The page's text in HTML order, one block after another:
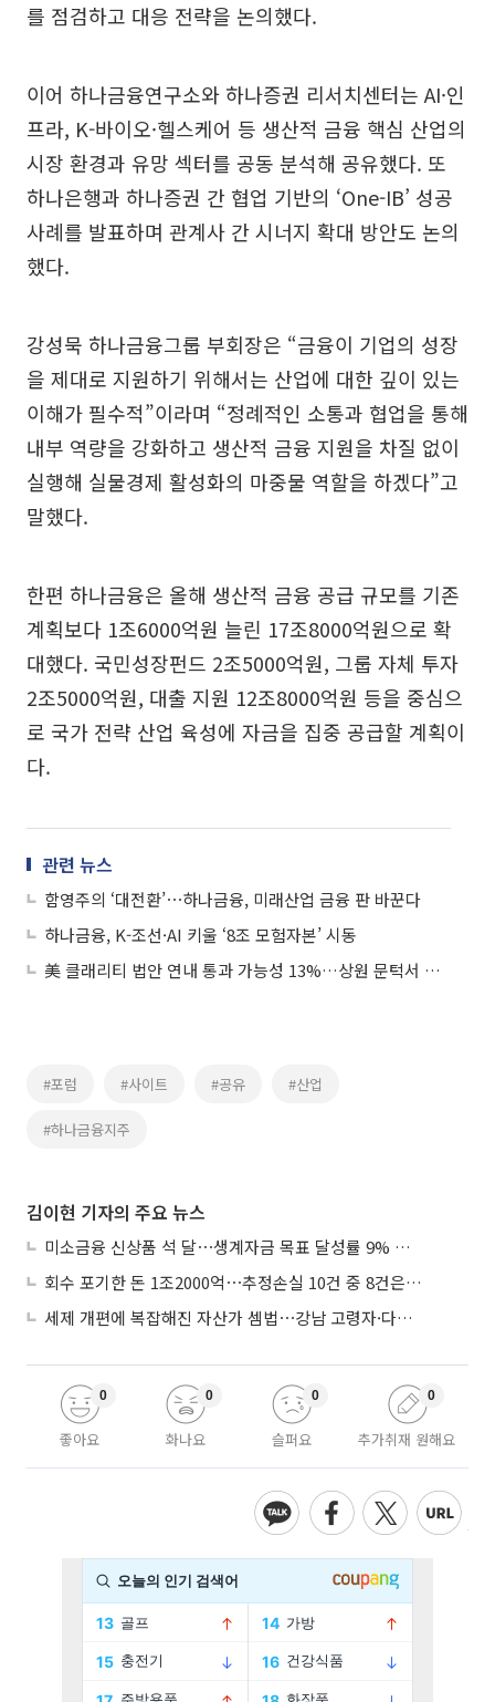
를 점검하고 대응 전략을 논의했다.
이어 하나금융연구소와 하나증권 리서치센터는 AI·인
프라, K-바이오·헬스케어 등 생산적 금융 핵심 산업의
시장 환경과 유망 섹터를 공동 분석해 공유했다. 또
하나은행과 하나증권 간 협업 기반의 ‘One-IB’ 성공
사례를 발표하며 관계사 간 시너지 확대 방안도 논의
했다.
강성묵 하나금융그룹 부회장은 “금융이 기업의 성장
을 제대로 지원하기 위해서는 산업에 대한 깊이 있는
이해가 필수적”이라며 “정례적인 소통과 협업을 통해
내부 역량을 강화하고 생산적 금융 지원을 차질 없이
실행해 실물경제 활성화의 마중물 역할을 하겠다”고
말했다.
한편 하나금융은 올해 생산적 금융 공급 규모를 기존
계획보다 1조6000억원 늘린 17조8000억원으로 확
대했다. 국민성장펀드 2조5000억원, 그룹 자체 투자
2조5000억원, 대출 지원 12조8000억원 등을 중심으
로 국가 전략 산업 육성에 자금을 집중 공급할 계획이
다.
관련 뉴스
함영주의 ‘대전환’⋯하나금융, 미래산업 금융 판 바꾼다
하나금융, K-조선·AI 키울 ‘8조 모험자본’ 시동
美 클래리티 법안 연내 통과 가능성 13%…상원 문턱서 제동
#포럼 #사이트 #공유 #산업
#하나금융지주
김이현 기자의 주요 뉴스
미소금융 신상품 석 달⋯생계자금 목표 달성률 9% 그쳐
회수 포기한 돈 1조2000억⋯추정손실 10건 중 8건은 기업대출
세제 개편에 복잡해진 자산가 셈법⋯강남 고령자·다주택자 ‘자산재편 고심’
좋아요
0
화나요
0
슬퍼요
0
추가취재 원해요
0